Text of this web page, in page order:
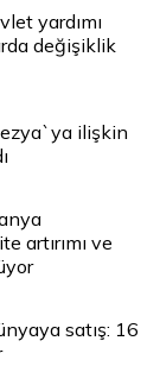
yardımı
değişiklik
ilişkin
artırımı ve
satış: 16